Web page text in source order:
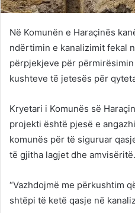
Në Komunën e Haraçinës
ndërtimin e kanalizimit fekal
përpjekjeve për
kushteve të jetesës për
Kryetari i Komunës së
projekti është pjesë e
komunës për të siguruar
të gjitha lagjet dhe amvisëritë.
“Vazhdojmë me përkushtim
shtëpi të ketë qasje në